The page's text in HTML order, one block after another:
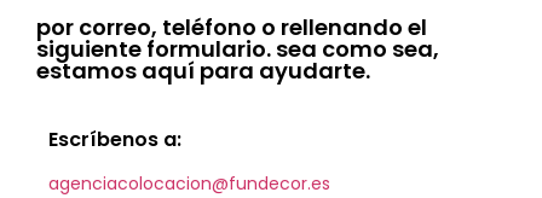
por correo, teléfono o rellenando el
siguiente formulario. sea como sea,
estamos aquí para ayudarte.
Escríbenos a:
agenciacolocacion@fundecor.es